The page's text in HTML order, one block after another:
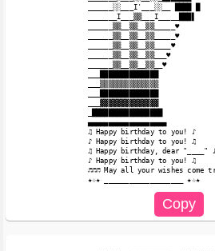
______░░___I'___░░__ ████ █
_______I___▒▒___I_____███▌
______▒▒__▒▒__▒▒_____♥
______▒▒__▒▒__▒▒_____♥
______▒▒__▒▒__▒▒____♥
______▒▒__▒▒__▒▒___♥
______▒▒__▒▒__▒▒__♥
___▒▒▒▒▒▒▒▒▒▒▒▒▒▒
___▓▓▓▓▓▓▓▓▓▓▓▓▓▓
▄▄▄▄▄▄▄▄▄▄▄▄▄▄▄▄▄▄▄
♫ Happy birthday to you! ♪
♪ Happy birthday to you! ♫
♫ Happy birthday, dear "____"
♪ Happy birthday to you! ♫
♬♬♬ May all your wishes come